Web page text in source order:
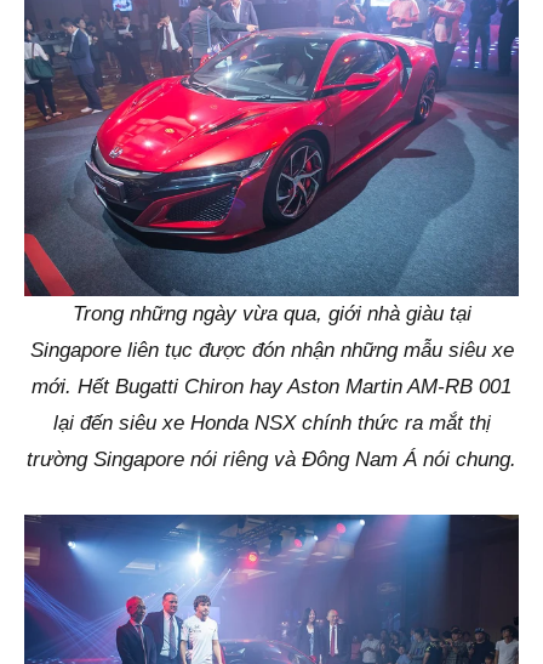
Trong những ngày vừa qua, giới nhà giàu tại
Singapore liên tục được đón nhận những mẫu siêu xe
mới. Hết Bugatti Chiron hay Aston Martin AM-RB 001
lại đến siêu xe Honda NSX chính thức ra mắt thị
trường Singapore nói riêng và Đông Nam Á nói chung.